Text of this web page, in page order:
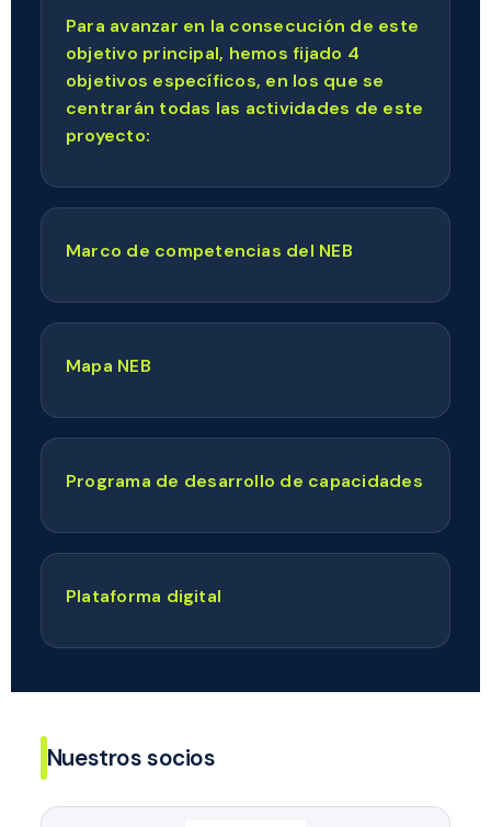
Para avanzar en la consecución de este
objetivo principal, hemos fijado 4
objetivos específicos, en los que se
centrarán todas las actividades de este
proyecto:
Marco de competencias del NEB
Mapa NEB
Programa de desarrollo de capacidades
Plataforma digital
Nuestros socios